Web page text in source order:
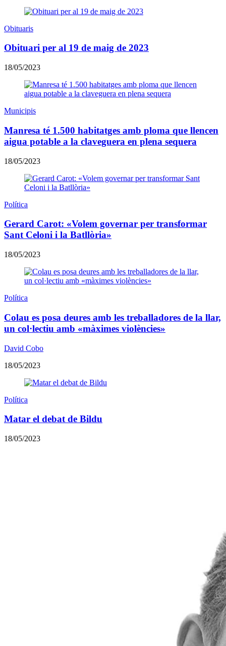
Obituaris
Obituari per al 19 de maig de 2023
18/05/2023
Municipis
Manresa té 1.500 habitatges amb ploma que llencen
aigua potable a la claveguera en plena sequera
18/05/2023
Política
Gerard Carot: «Volem governar per transformar
Sant Celoni i la Batllòria»
18/05/2023
Política
Colau es posa deures amb les treballadores de la llar,
un col·lectiu amb «màximes violències»
David Cobo
18/05/2023
Política
Matar el debat de Bildu
18/05/2023